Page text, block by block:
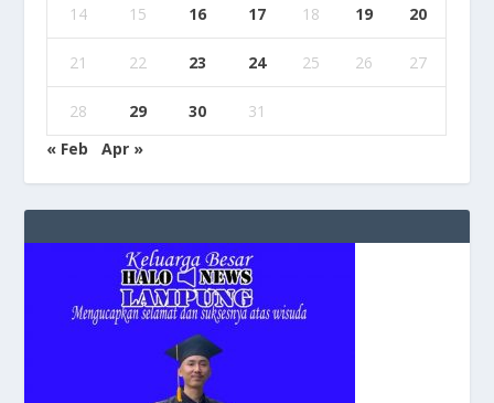
14 15 16 17 18 19 20
21 22 23 24 25 26 27
28 29 30
31
« Feb
Apr »